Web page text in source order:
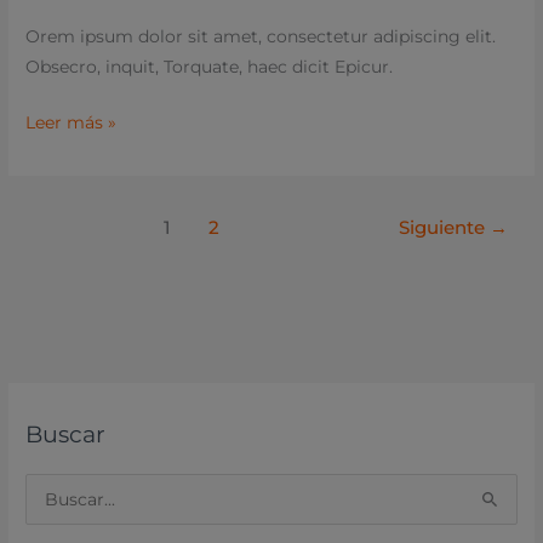
Orem ipsum dolor sit amet, consectetur adipiscing elit.
Obsecro, inquit, Torquate, haec dicit Epicur.
Leer más »
1 2 Siguiente →
Buscar